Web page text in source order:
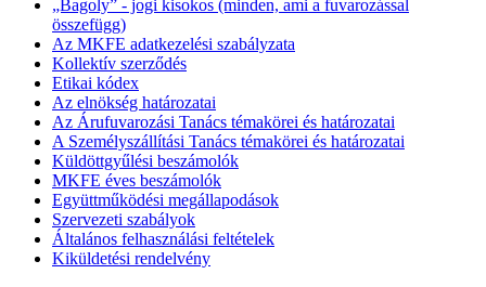
„Bagoly” - jogi kisokos (minden, ami a fuvarozással
összefügg)
Az MKFE adatkezelési szabályzata
Kollektív szerződés
Etikai kódex
Az elnökség határozatai
Az Árufuvarozási Tanács témakörei és határozatai
A Személyszállítási Tanács témakörei és határozatai
Küldöttgyűlési beszámolók
MKFE éves beszámolók
Együttműködési megállapodások
Szervezeti szabályok
Általános felhasználási feltételek
Kiküldetési rendelvény